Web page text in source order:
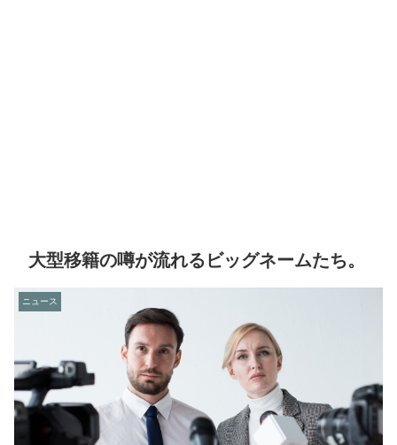
大型移籍の噂が流れるビッグネームたち。
ニュース